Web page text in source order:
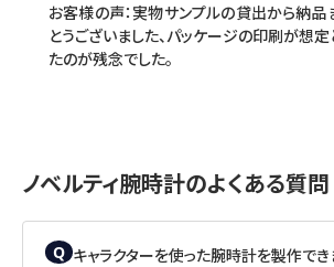
お客様の声：実物サンプルの貸出から納
とうございました、パッケージの印刷が想
たのが残念でした。
ノベルティ腕時計のよくある質問
キャラクターを使った腕時計を製作でき